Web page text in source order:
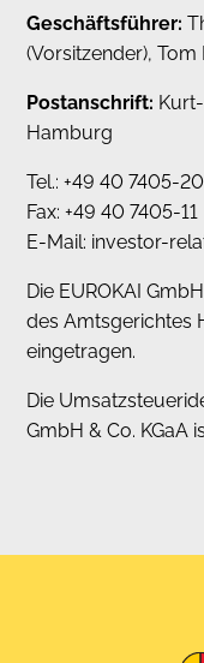
Geschäftsführer:
(Vorsitzender),
Postanschrift:
Hamburg
Tel.: +49 40 7405-
Fax: +49 40 7405-11
E-Mail: investor-
Die EUROKAI
des Amtsgerichtes
eingetragen.
Die
GmbH & Co. KGaA